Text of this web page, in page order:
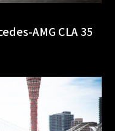
AMG CLA 35